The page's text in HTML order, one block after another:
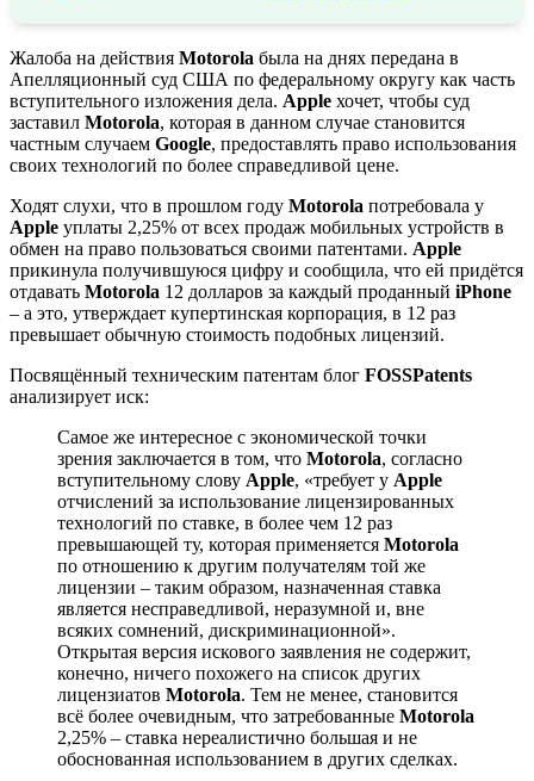
Жалоба на действия Motorola была на днях передана в
Апелляционный суд США по федеральному округу как часть
вступительного изложения дела. Apple хочет, чтобы суд
заставил Motorola, которая в данном случае становится
частным случаем Google, предоставлять право использования
своих технологий по более справедливой цене.
Ходят слухи, что в прошлом году Motorola потребовала у
Apple уплаты 2,25% от всех продаж мобильных устройств в
обмен на право пользоваться своими патентами. Apple
прикинула получившуюся цифру и сообщила, что ей придётся
отдавать Motorola 12 долларов за каждый проданный iPhone
– а это, утверждает купертинская корпорация, в 12 раз
превышает обычную стоимость подобных лицензий.
Посвящённый техническим патентам блог FOSSPatents
анализирует иск:
Самое же интересное с экономической точки
зрения заключается в том, что Motorola, согласно
вступительному слову Apple, «требует у Apple
отчислений за использование лицензированных
технологий по ставке, в более чем 12 раз
превышающей ту, которая применяется Motorola
по отношению к другим получателям той же
лицензии – таким образом, назначенная ставка
является несправедливой, неразумной и, вне
всяких сомнений, дискриминационной».
Открытая версия искового заявления не содержит,
конечно, ничего похожего на список других
лицензиатов Motorola. Тем не менее, становится
всё более очевидным, что затребованные Motorola
2,25% – ставка нереалистично большая и не
обоснованная использованием в других сделках.